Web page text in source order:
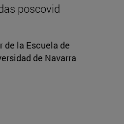
poscovid
de la Escuela de
de Navarra